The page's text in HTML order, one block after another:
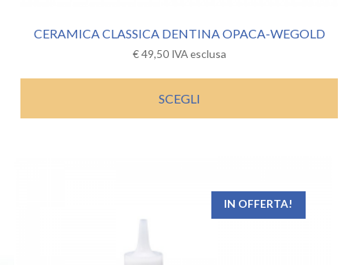
CERAMICA CLASSICA DENTINA OPACA-WEGOLD
€49,50 IVA esclusa
SCEGLI
IN OFFERTA!